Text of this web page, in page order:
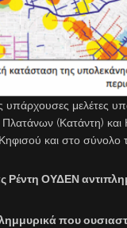
υπάρχουσες μελέτες
Πλατάνων (Κατάντη)
και στο σύνολο
Ρέντη ΟΥΔΕΝ
που